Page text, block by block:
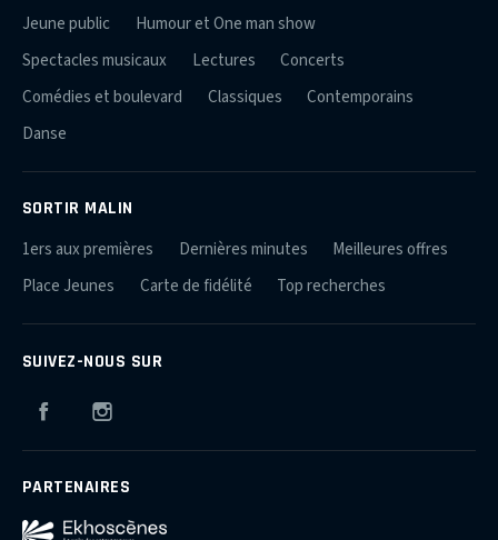
Jeune public
Humour et One man show
Spectacles musicaux
Lectures
Concerts
Comédies et boulevard
Classiques
Contemporains
Danse
SORTIR MALIN
1ers aux premières Dernières minutes
Meilleures offres
Place Jeunes
Carte de fidélité Top recherches
SUIVEZ-NOUS SUR
Facebook
PARTENAIRES